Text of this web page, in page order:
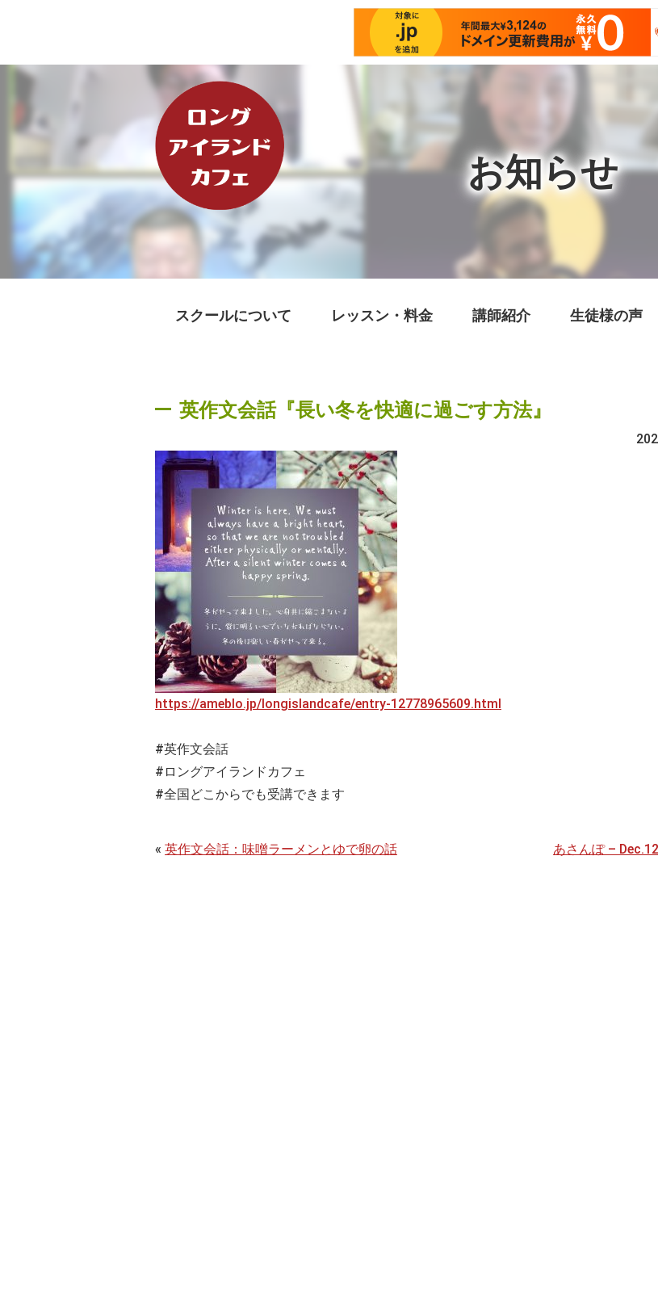
お知らせ
スクールについて レッスン・料金 講師紹介 生徒様の声
英作文会話『長い冬を快適に過ごす方法』
https://ameblo.jp/longislandcafe/entry-12778965609.html
#英作文会話
#ロングアイランドカフェ
#全国どこからでも受講できます
« 英作文会話：味噌ラーメンとゆで卵の話 あさんぽ –